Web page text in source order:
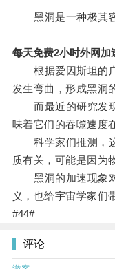
黑洞是一种极其密
每天免费2小时外网加
根据爱因斯坦的广
发生弯曲，形成黑洞
而最近的研究发现
味着它们的吞噬速度
科学家们推测，这
质有关，可能是因为
黑洞的加速现象对
义，也给宇宙学家们
#44#
评论